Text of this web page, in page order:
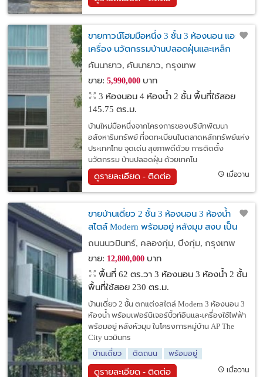
ขายทาวน์โฮมมือหนึ่ง 3 ชั้น 3 ห้องนอน แอร์ 5
เครื่อง นวัตกรรมบ้านปลอดฝุ่นและเหล็ก
ป้องกันแผ่นดินไหว ย่านรามอินทรา ใกล้ห้าง
คันนายาว, คันนายาว, กรุงเทพ
ขาย: 5,990,000บาท
3 ห้องนอน 4 ห้องน้ำ 2 ชั้น พื้นที่ใช้สอย
145.75 ตร.ม.
บ้านใหม่มือหนึ่งจากโครงการของบริษัทพัฒนา
อสังหาริมทรัพย์ ที่จดทะเบียนในตลาดหลักทรัพย์แห่ง
ประเทศไทย จุดเด่น สุขภาพดีด้วย การติดตั้ง
นวัตกรรม บ้านปลอดฝุ่น ด้วยเทคโน
ดูรายละเอียด - ติดต่อ เมื่อวาน
ขายบ้านเดี่ยว 2 ชั้น 3 ห้องนอน 3 ห้องน้ำ
สไตล์ Modern พร้อมอยู่ หลังมุม สงบ เป็น
ส่วนตัว ในหมู่บ้าน AP The City นวมินทร์ เขต
ถนนนวมินทร์, คลองกุ่ม, บึงกุ่ม, กรุงเทพ
ขาย: 12,800,000บาท
พื้นที่ 62 ตร.วา 3 ห้องนอน 3 ห้องน้ำ 2 ชั้น
พื้นที่ใช้สอย 230 ตร.ม.
บ้านเดี่ยว 2 ชั้น ตกแต่งสไตล์ Modern 3 ห้องนอน 3
ห้องน้ำ พร้อมเฟอร์นิเจอร์บิ้วท์อินและเครื่องใช้ไฟฟ้า
พร้อมอยู่ หลังหัวมุม ในโครงการหมู่บ้าน AP The
City นวมินทร
บ้านเดี่ยว
ติดถนน พร้อมอยู่
ดูรายละเอียด - ติดต่อ เมื่อวาน